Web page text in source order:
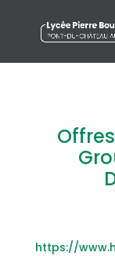
https://